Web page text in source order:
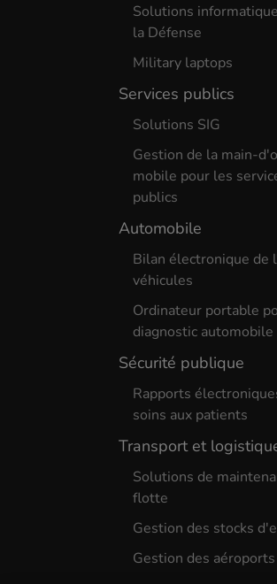
Solutions
la Défense
Military laptops
Services publics
Solutions SIG
Gestion de la main-
mobile pour les
publics
Automobile
Bilan électronique de
véhicules
Ordinateur portable
diagnostic automobile
Sécurité publique
Rapports
soins aux patients
Transport et
Solutions de
flotte
Gestion des stocks
Gestion des aéroports